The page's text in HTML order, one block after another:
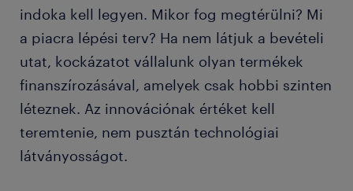
indoka kell legyen. Mikor fog megtérülni? Mi
a piacra lépési terv? Ha nem látjuk a bevételi
utat, kockázatot vállalunk olyan termékek
finanszírozásával, amelyek csak hobbi szinten
léteznek. Az innovációnak értéket kell
teremtenie, nem pusztán technológiai
látványosságot.